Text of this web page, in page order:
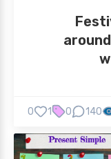
140
0
1
0